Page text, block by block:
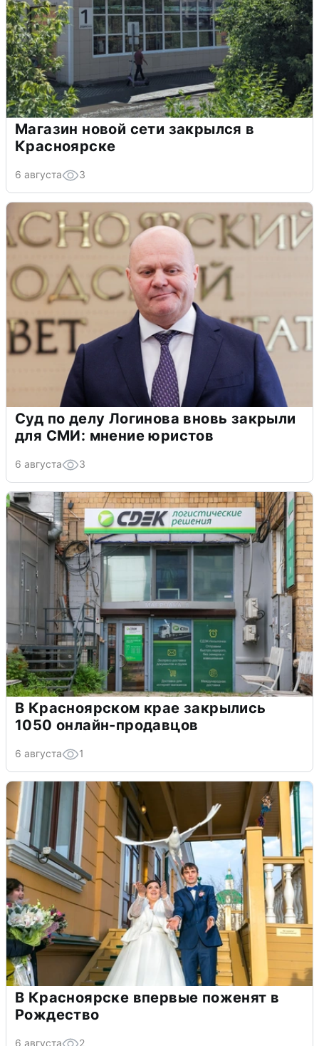
Магазин новой сети закрылся в
Красноярске
6 августа 3
Суд по делу Логинова вновь закрыли
для СМИ: мнение юристов
6 августа 3
В Красноярском крае закрылись
1050 онлайн-продавцов
6 августа 1
В Красноярске впервые поженят в
Рождество
6 августа 2